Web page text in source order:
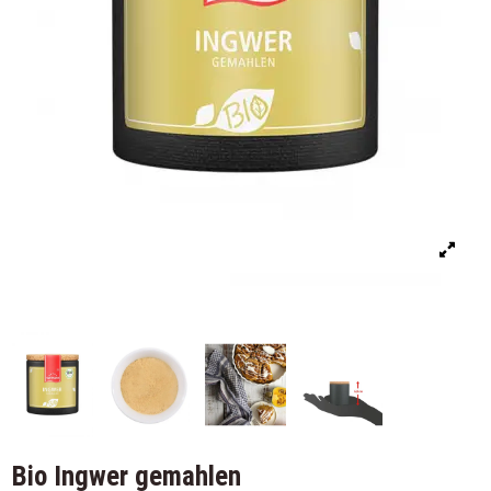
Bio Ingwer gemahlen